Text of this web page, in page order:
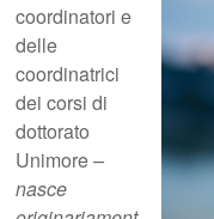
coordinatori e
delle
coordinatrici
dei corsi di
dottorato
Unimore–
nasce